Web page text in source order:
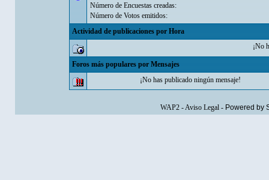
Número de Encuestas creadas:
Número de Votos emitidos:
Actividad de publicaciones por Hora
¡No
Foros más populares por Mensajes
¡No has publicado ningún mensaje!
WAP2-Aviso Legal- Powered by